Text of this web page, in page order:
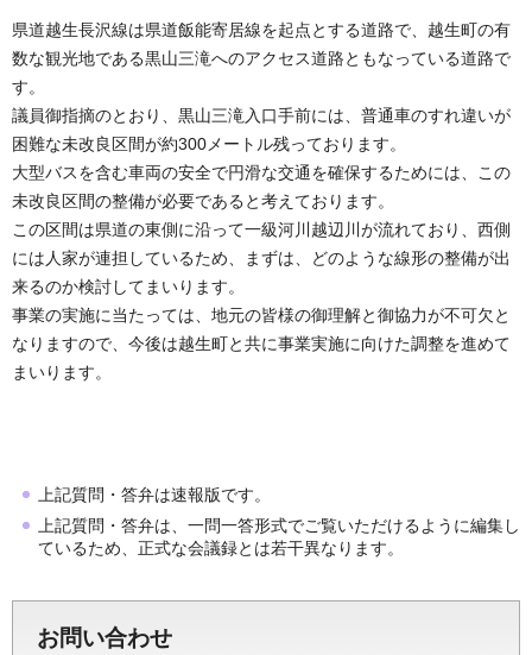
県道越生長沢線は県道飯能寄居線を起点とする道路で、越生町の有
数な観光地である黒山三滝へのアクセス道路ともなっている道路で
す。
議員御指摘のとおり、黒山三滝入口手前には、普通車のすれ違いが
困難な未改良区間が約300メートル残っております。
大型バスを含む車両の安全で円滑な交通を確保するためには、この
未改良区間の整備が必要であると考えております。
この区間は県道の東側に沿って一級河川越辺川が流れており、西側
には人家が連担しているため、まずは、どのような線形の整備が出
来るのか検討してまいります。
事業の実施に当たっては、地元の皆様の御理解と御協力が不可欠と
なりますので、今後は越生町と共に事業実施に向けた調整を進めて
まいります。
上記質問・答弁は速報版です。
上記質問・答弁は、一問一答形式でご覧いただけるように編集し
ているため、正式な会議録とは若干異なります。
お問い合わせ